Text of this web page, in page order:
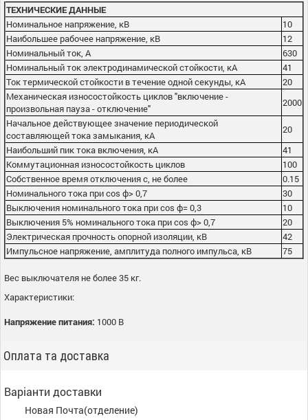
ТЕХНИЧЕСКИЕ ДАННЫЕ
Номинальное напряжение, кВ
10
Наибольшее рабочее напряжение, кВ
12
Номинальный ток, А
630
Номинальный ток электродинамической стойкости, кА
41
Ток термической стойкости в течение одной секунды, кА
20
Механическая износостойкость циклов "включение -
произвольная пауза - отключение"
2000
Начальное действующее значение периодической
составляющей тока замыкания, кА
20
Наибольший пик тока включения, кА
41
Коммутационная износостойкость циклов
100
Собственное время отключения с, не более
0.15
Номинального тока при cos ф> 0,7
30
Выключения номинального тока при cos ф= 0,3
10
Выключения 5% номинального тока при cos ф> 0,7
20
Электрическая прочность опорной изоляции, кВ
42
Импульсное напряжение, амплитуда полного импульса, кВ
75
Вес выключателя не более 35 кг.
Характеристики:
Напряжение питания: 1000 В
Оплата та доставка
Варіанти доставки
Новая Почта(отделение)